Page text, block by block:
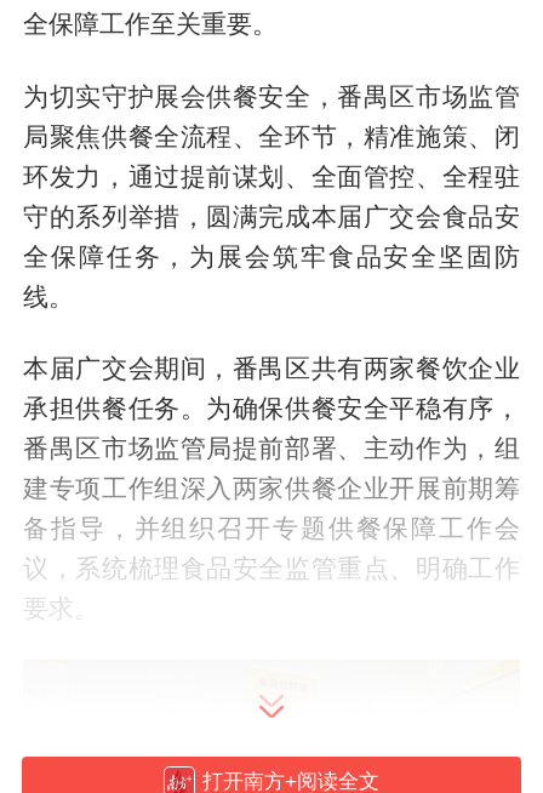
全保障工作至关重要。
为切实守护展会供餐安全，番禺区市场监管
局聚焦供餐全流程、全环节，精准施策、闭
环发力，通过提前谋划、全面管控、全程驻
守的系列举措，圆满完成本届广交会食品安
全保障任务，为展会筑牢食品安全坚固防
线。
本届广交会期间，番禺区共有两家餐饮企业
承担供餐任务。为确保供餐安全平稳有序，
番禺区市场监管局提前部署、主动作为，组
建专项工作组深入两家供餐企业开展前期筹
备指导，并组织召开专题供餐保障工作会
议，系统梳理食品安全监管重点、明确工作
要求。
打开南方+阅读全文